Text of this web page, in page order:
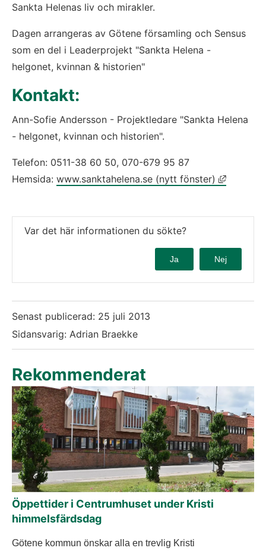
Sankta Helenas liv och mirakler.
Dagen arrangeras av Götene församling och Sensus
som en del i Leaderprojekt "Sankta Helena -
helgonet, kvinnan & historien"
Kontakt:
Ann-Sofie Andersson - Projektledare "Sankta Helena
- helgonet, kvinnan och historien".
Telefon: 0511-38 60 50, 070-679 95 87
Hemsida: www.sanktahelena.se (nytt fönster) Länk till
Var det här informationen du sökte?
Ja Nej
Senast publicerad: 25 juli 2013
Sidansvarig: Adrian Braekke
Rekommenderat
Öppettider i Centrumhuset under Kristi
himmelsfärdsdag
Götene kommun önskar alla en trevlig Kristi